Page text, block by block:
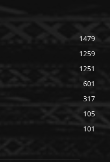
1479
1259
1251
601
317
105
101